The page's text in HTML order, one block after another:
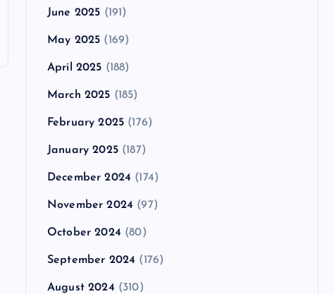
June 2025 (191)
May 2025 (169)
April 2025 (188)
March 2025 (185)
February 2025 (176)
January 2025(187)
December 2024 (174)
November 2024 (97)
October 2024 (80)
September 2024 (176)
August 2024 (310)